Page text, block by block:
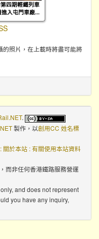
四期輕鐵列車
入屯門車廠...
照片，在上載時將盡可能將
.
製作，以創用CC 姓名標
關於本站 : 有關使用本站資料
而非任何香港鐵路服務營運
and does not represent
you have any inquiry,